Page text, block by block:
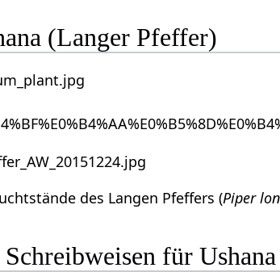
(Langer Pfeffer)
des Langen Pfeffers (Piper
Schreibweisen für Ushana